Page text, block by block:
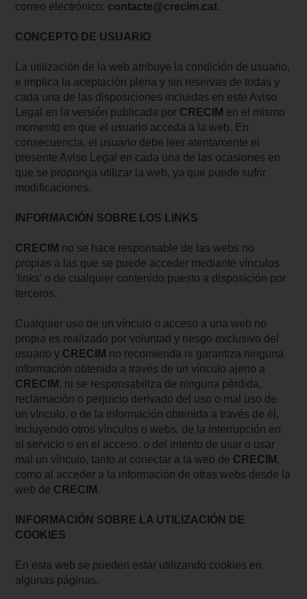
correo electrónico: contacte@crecim.cat.
CONCEPTO DE USUARIO
La utilización de la web atribuye la condición de usuario,
e implica la aceptación plena y sin reservas de todas y
cada una de las disposiciones incluidas en este Aviso
Legal en la versión publicada por CRECIM en el mismo
momento en que el usuario acceda a la web. En
consecuencia, el usuario debe leer atentamente el
presente Aviso Legal en cada una de las ocasiones en
que se proponga utilizar la web, ya que puede sufrir
modificaciones.
INFORMACIÓN SOBRE LOS LINKS
CRECIM no se hace responsable de las webs no
propias a las que se puede acceder mediante vínculos
'links' o de cualquier contenido puesto a disposición por
terceros.
Cualquier uso de un vínculo o acceso a una web no
propia es realizado por voluntad y riesgo exclusivo del
usuario y CRECIM no recomienda ni garantiza ninguna
información obtenida a través de un vínculo ajeno a
CRECIM , ni se responsabiliza de ninguna pérdida,
reclamación o perjuicio derivado del uso o mal uso de
un vínculo, o de la información obtenida a través de él,
incluyendo otros vínculos o webs, de la interrupción en
el servicio o en el acceso, o del intento de usar o usar
mal un vínculo, tanto al conectar a la web de CRECIM ,
como al acceder a la información de otras webs desde la
web de CRECIM .
INFORMACIÓN SOBRE LA UTILIZACIÓN DE
COOKIES
En esta web se pueden estar utilizando cookies en
algunas páginas.